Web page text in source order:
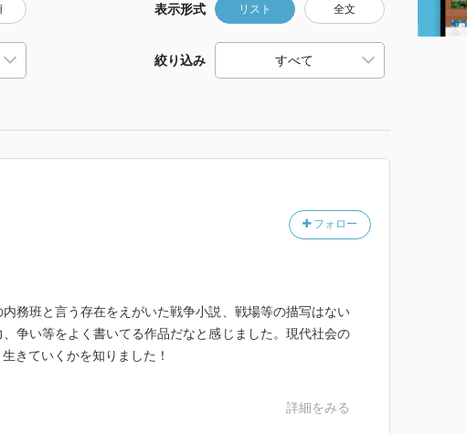
表示形式 リスト 全文
絞り込み
フォロー
務班と言う存在をえがいた戦争小説、戦場等の描写はない
争い等をよく書いてる作品だなと感じました。現代社会の
きていくかを知りました！
詳細をみる